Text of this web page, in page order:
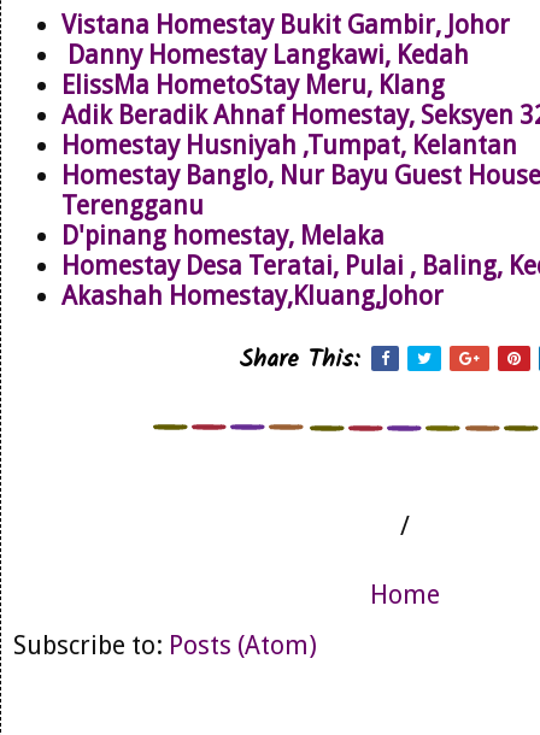
Vistana Homestay Bukit Gambir, Johor
Danny Homestay Langkawi, Kedah
ElissMa HometoStay Meru, Klang
Adik Beradik Ahnaf Homestay, Seksyen
Homestay Husniyah ,Tumpat, Kelantan
Homestay Banglo, Nur Bayu Guest
Terengganu
D'pinang homestay, Melaka
Homestay Desa Teratai, Pulai , Baling,
Akashah Homestay,Kluang,Johor
Share This:
/
Home
Subscribe to: Posts (Atom)